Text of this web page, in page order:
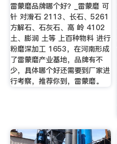
雷蒙磨品牌哪个好？_雷蒙磨 可
针 对滑石 2113、长石、5261
方解石、石灰石、高 岭 4102
土、膨润 土等 上百种物料 进行
粉磨深加工 1653，在河南形成
了雷蒙磨产业基地，品牌有不
少，具体哪个好还需要到厂家进
行考察，推荐你到，雷蒙磨。